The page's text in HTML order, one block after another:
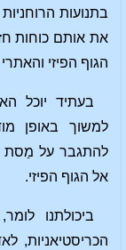
בתנועות
את אותם כוחות
הגוף הפיזי
בעתיד יוכל
למשוך באופן
להתגבר על מַסת
אל הגוף הפיזי.
ביכולתנו
הכריסטיאניות,